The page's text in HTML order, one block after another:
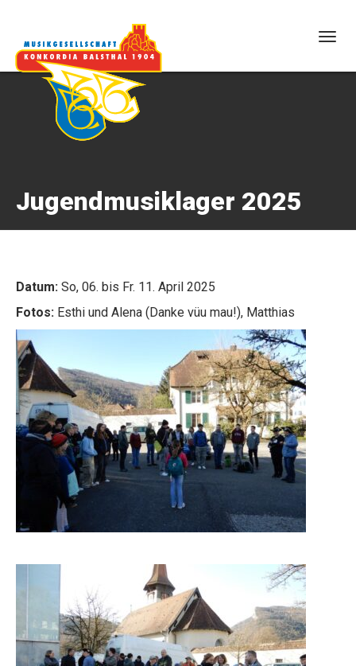
Jugendmusiklager 2025
Datum: So, 06. bis Fr. 11. April 2025
Fotos: Esthi und Alena (Danke vüu mau!), Matthias